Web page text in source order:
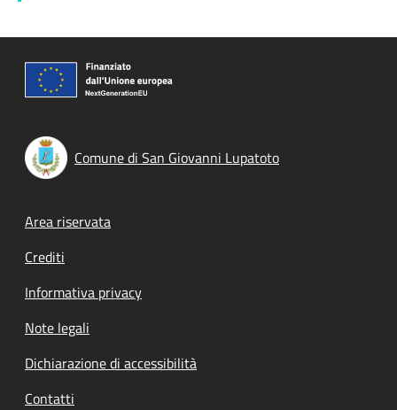
Comune di San Giovanni Lupatoto
Footer menu
Area riservata
Crediti
Informativa privacy
Note legali
Dichiarazione di accessibilità
Contatti